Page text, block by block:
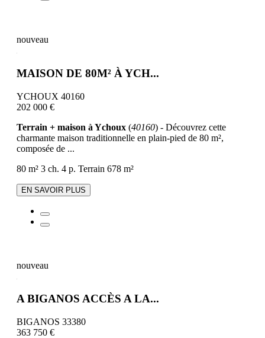
nouveau
MAISON DE 80M² À YCH...
YCHOUX 40160
202 000 €
Terrain + maison à Ychoux (40160) - Découvrez cette
charmante maison traditionnelle en plain-pied de 80 m²,
composée de ...
80 m² 3 ch. 4 p. Terrain 678 m²
EN SAVOIR PLUS
nouveau
A BIGANOS ACCÈS A LA...
BIGANOS 33380
363 750 €